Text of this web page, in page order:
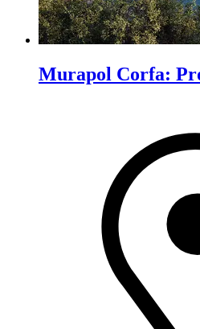
Murapol Corfa: